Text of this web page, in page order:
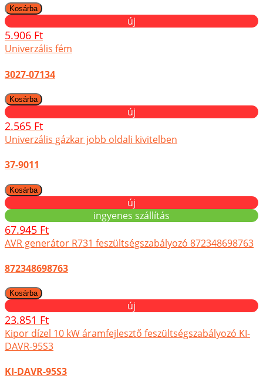
új
5.906 Ft
Univerzális fém
3027-07134
új
2.565 Ft
Univerzális gázkar jobb oldali kivitelben
37-9011
új
ingyenes szállítás
67.945 Ft
AVR generátor R731 feszültségszabályozó 872348698763
872348698763
új
23.851 Ft
Kipor dízel 10 kW áramfejlesztő feszültségszabályozó KI-
DAVR-95S3
KI-DAVR-95S3